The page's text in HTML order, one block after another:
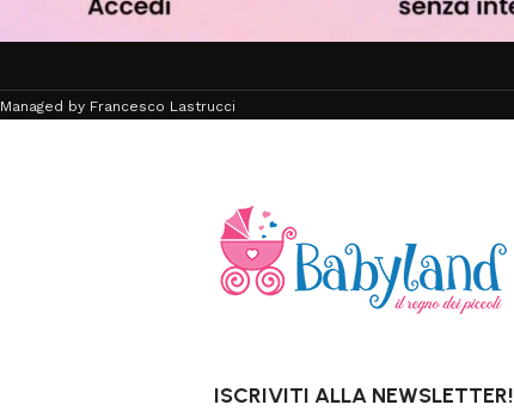
Managed by Francesco Lastrucci
ISCRIVITI ALLA NEWSLETTER!